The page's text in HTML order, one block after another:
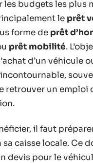
les budgets les plus
le prêt
forme de prêt
prêt mobilité.
d’un véhicule
retrouver un emploi
il faut
sa caisse locale. Ce
devis pour le